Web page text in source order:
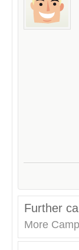
Further
More